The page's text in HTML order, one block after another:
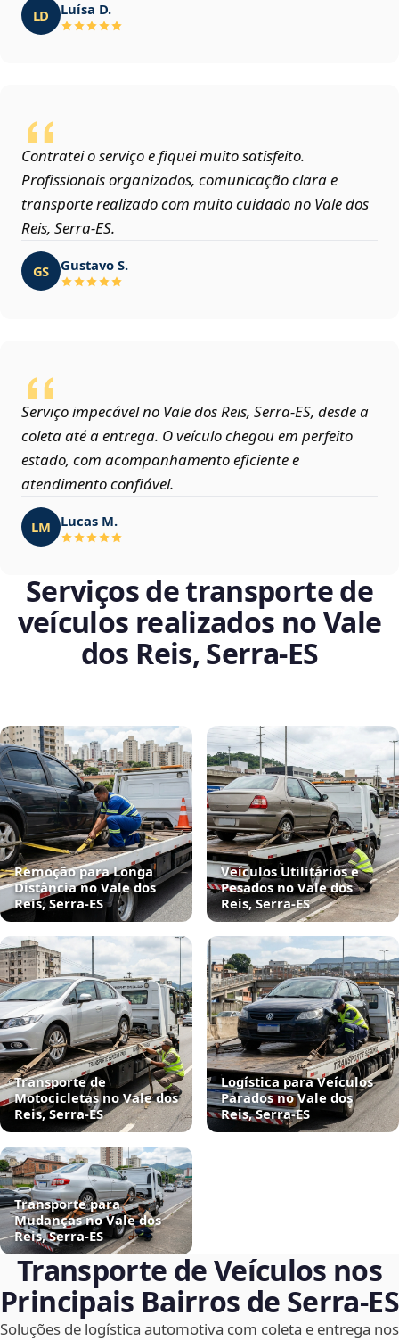
LD Luísa D.
Contratei o serviço e fiquei muito satisfeito.
Profissionais organizados, comunicação clara e
transporte realizado com muito cuidado no Vale dos
Reis, Serra‑ES.
GS Gustavo S.
Serviço impecável no Vale dos Reis, Serra‑ES, desde a
coleta até a entrega. O veículo chegou em perfeito
estado, com acompanhamento eficiente e
atendimento confiável.
LM Lucas M.
Serviços de transporte de
veículos realizados no Vale
dos Reis, Serra‑ES
Remoção para Longa
Distância no Vale dos
Reis, Serra‑ES
Veículos Utilitários e
Pesados no Vale dos
Reis, Serra‑ES
Transporte de
Motocicletas no Vale dos
Reis, Serra‑ES
Logística para Veículos
Parados no Vale dos
Reis, Serra‑ES
Transporte para
Mudanças no Vale dos
Reis, Serra‑ES
Transporte de Veículos nos
Principais Bairros de Serra‑ES
Soluções de logística automotiva com coleta e entrega nos